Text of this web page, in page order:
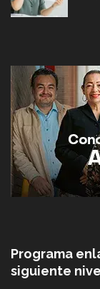
Programa
siguiente